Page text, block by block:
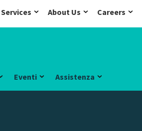
About Us Careers
Eventi Assistenza